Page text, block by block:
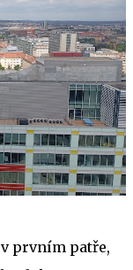
prvním patře,